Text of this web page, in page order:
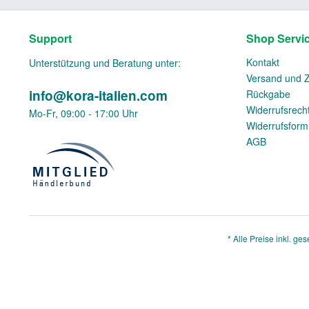
Support
Unterstützung und Beratung unter:
info@kora-italien.com
Mo-Fr, 09:00 - 17:00 Uhr
Shop
Kontakt
Versand und
Rückgabe
AGB
* Alle Preise inkl.